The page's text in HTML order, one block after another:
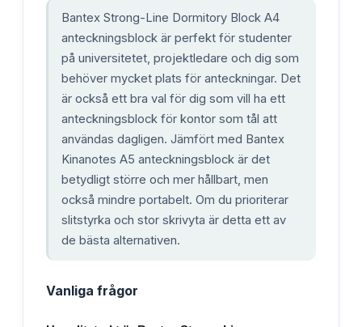
Bantex Strong-Line Dormitory Block A4
anteckningsblock är perfekt för studenter
på universitetet, projektledare och dig som
behöver mycket plats för anteckningar. Det
är också ett bra val för dig som vill ha ett
anteckningsblock för kontor som tål att
användas dagligen. Jämfört med Bantex
Kinanotes A5 anteckningsblock är det
betydligt större och mer hållbart, men
också mindre portabelt. Om du prioriterar
slitstyrka och stor skrivyta är detta ett av
de bästa alternativen.
Vanliga frågor